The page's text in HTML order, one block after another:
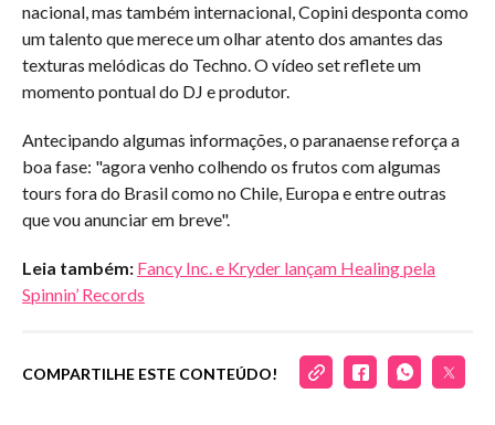
nacional, mas também internacional, Copini desponta como
um talento que merece um olhar atento dos amantes das
texturas melódicas do Techno. O vídeo set reflete um
momento pontual do DJ e produtor.
Antecipando algumas informações, o paranaense reforça a
boa fase: "agora venho colhendo os frutos com algumas
tours fora do Brasil como no Chile, Europa e entre outras
que vou anunciar em breve".
Leia também: Fancy Inc. e Kryder lançam Healing pela
Spinnin’ Records
COMPARTILHE ESTE CONTEÚDO!